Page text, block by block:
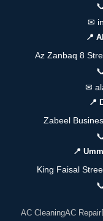
✉
Az Zanbaq 8
✉
Zabeel
King Faisal
AC CleaningAC Repair